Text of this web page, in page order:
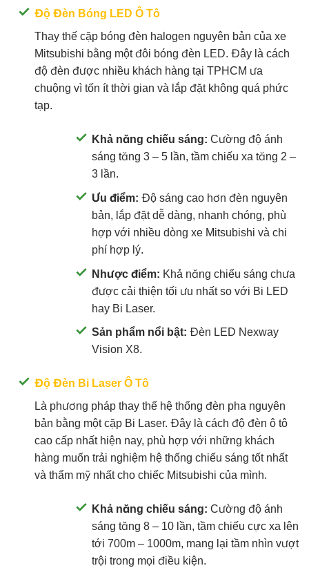
Độ Đèn Bóng LED Ô Tô
Thay thế cặp bóng đèn halogen nguyên bản của xe
Mitsubishi bằng một đôi bóng đèn LED. Đây là cách
độ đèn được nhiều khách hàng tại TPHCM ưa
chuộng vì tốn ít thời gian và lắp đặt không quá phức
tạp.
Khả năng chiếu sáng: Cường độ ánh
sáng tăng 3 – 5 lần, tầm chiếu xa tăng 2 –
3 lần.
Ưu điểm: Độ sáng cao hơn đèn nguyên
bản, lắp đặt dễ dàng, nhanh chóng, phù
hợp với nhiều dòng xe Mitsubishi và chi
phí hợp lý.
Nhược điểm: Khả năng chiếu sáng chưa
được cải thiện tối ưu nhất so với Bi LED
hay Bi Laser.
Sản phẩm nổi bật: Đèn LED Nexway
Vision X8.
Độ Đèn Bi Laser Ô Tô
Là phương pháp thay thế hệ thống đèn pha nguyên
bản bằng một cặp Bi Laser. Đây là cách độ đèn ô tô
cao cấp nhất hiện nay, phù hợp với những khách
hàng muốn trải nghiệm hệ thống chiếu sáng tốt nhất
và thẩm mỹ nhất cho chiếc Mitsubishi của mình.
Khả năng chiếu sáng: Cường độ ánh
sáng tăng 8 – 10 lần, tầm chiếu cực xa lên
tới 700m – 1000m, mang lại tầm nhìn vượt
trội trong mọi điều kiện.